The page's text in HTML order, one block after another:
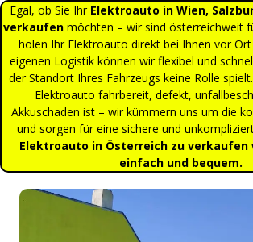
Egal, ob Sie Ihr Elektroauto in Wien,
verkaufenmöchten – wir sind österreichweit
holen Ihr Elektroauto direkt bei Ihnen vor
eigenen Logistik können wir flexibel und
der Standort Ihres Fahrzeugs keine Rolle
Elektroauto fahrbereit, defekt,
Akkuschaden ist – wir kümmern uns um die
und sorgen für eine sichere und
Elektroauto in Österreich zu verkaufen
einfach und bequem.